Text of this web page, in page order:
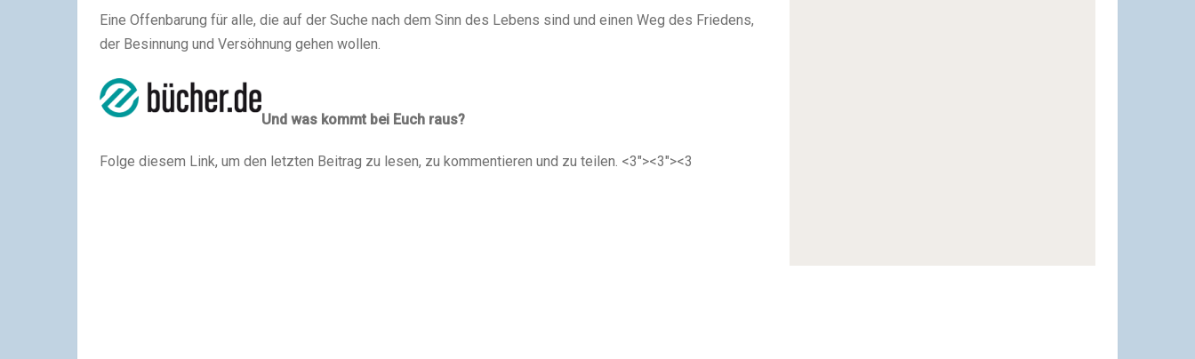
Eine Offenbarung für alle, die auf der Suche nach dem Sinn des Lebens sind und einen Weg des Friedens,
der Besinnung und Versöhnung gehen wollen.
Und was kommt bei Euch raus?
Folge diesem Link, um den letzten Beitrag zu lesen, zu kommentieren und zu teilen. <3"><3"><3